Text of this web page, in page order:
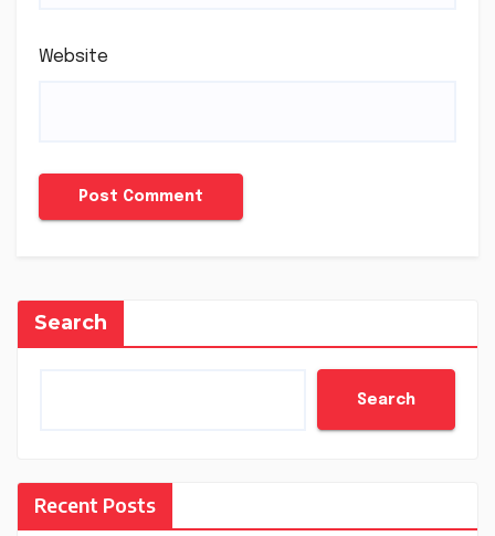
Website
Search
Search
Recent Posts